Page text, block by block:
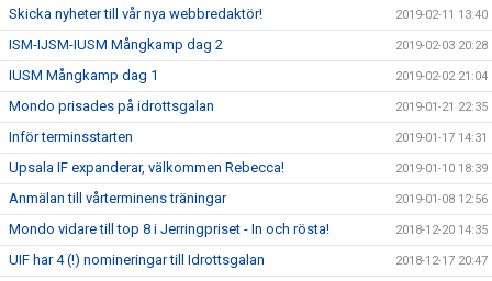
Skicka nyheter till vår nya webbredaktör! 2019-02-11 13:40
ISM-IJSM-IUSM Mångkamp dag 2 2019-02-03 20:28
IUSM Mångkamp dag 1 2019-02-02 21:04
Mondo prisades på idrottsgalan 2019-01-21 22:35
Inför terminsstarten 2019-01-17 14:31
Upsala IF expanderar, välkommen Rebecca! 2019-01-10 18:39
Anmälan till vårterminens träningar 2019-01-08 12:56
Mondo vidare till top 8 i Jerringpriset - In och rösta! 2018-12-20 14:35
UIF har 4 (!) nomineringar till Idrottsgalan 2018-12-17 20:47